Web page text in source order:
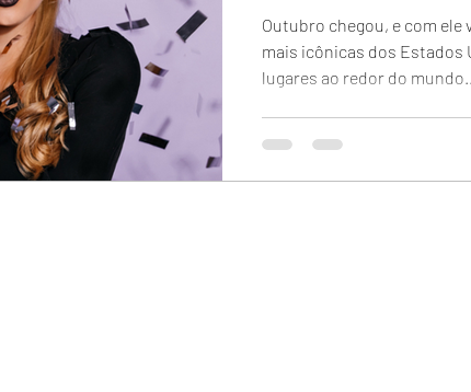
Outubro chegou, e com ele
mais icônicas dos
lugares ao redor do